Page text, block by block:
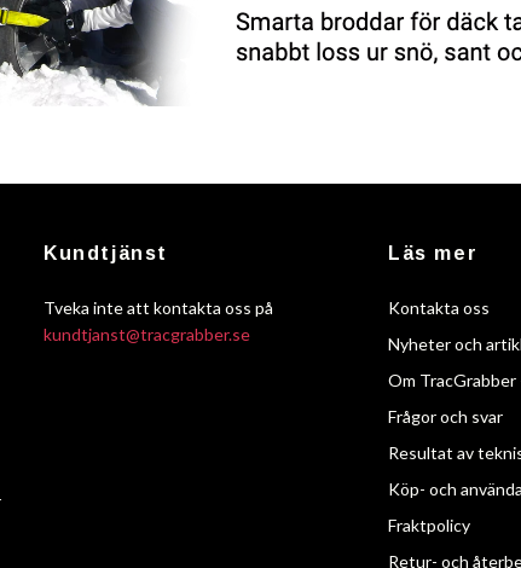
Kundtjänst
Tveka inte att kontakta oss på
kundtjanst@tracgrabber.se
Läs mer
Kontakta oss
Nyheter och
Om
Frågor och svar
Resultat av
Köp- och
Fraktpolicy
Retur- och